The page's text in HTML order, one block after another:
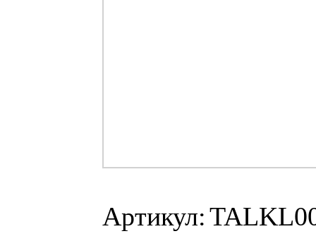
Артикул: